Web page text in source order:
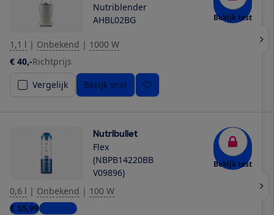
Nutriblender
AHBL02BG
Bekijk test
1,1 l | Onbekend | 1000 W
€ 40,-Richtprijs
Vergelijk
Bekijk snel
Nutribullet
Flex
(NBPB14220BB
V09896)
Bekijk test
0,6 l | Onbekend | 100 W
€ 55,992 winkels